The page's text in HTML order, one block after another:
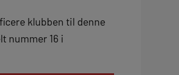
klubben til denne
nummer 16 i